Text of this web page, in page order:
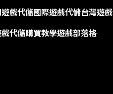
戲代儲國際遊戲代儲台灣遊
代儲購買教學遊戲部落格